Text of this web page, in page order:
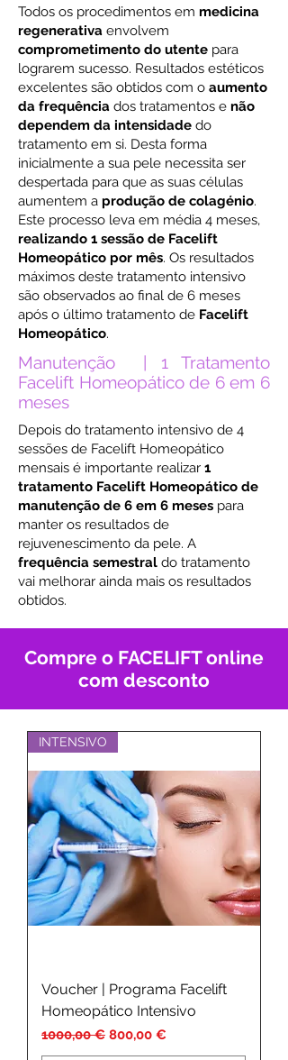
Todos os procedimentos em medicina
regenerativa envolvem
comprometimento do utente para
lograrem sucesso. Resultados estéticos
excelentes são obtidos com o aumento
da frequência dos tratamentos e não
dependem da intensidade do
tratamento em si. Desta forma
inicialmente a sua pele necessita ser
despertada para que as suas células
aumentem a produção de colagénio.
Este processo leva em média 4 meses,
realizando 1 sessão de Facelift
Homeopático por mês. Os resultados
máximos deste tratamento intensivo
são observados ao final de 6 meses
após o último tratamento de Facelift
Homeopático.
Manutenção | 1 Tratamento
Facelift Homeopático de 6 em 6
meses
Depois do tratamento intensivo de 4
sessões de Facelift Homeopático
mensais é importante realizar 1
tratamento Facelift Homeopático de
manutenção de 6 em 6 meses para
manter os resultados de
rejuvenescimento da pele. A
frequência semestral do tratamento
vai melhorar ainda mais os resultados
obtidos.
Compre o FACELIFT online
com desconto
INTENSIVO
Voucher | Programa Facelift
Homeopático Intensivo
Preço normal
1000,00 € Preço promocional
800,00 €